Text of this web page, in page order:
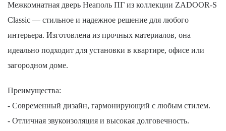
Межкомнатная дверь Неаполь ПГ из коллекции ZADOOR-S
Classic — стильное и надежное решение для любого
интерьера. Изготовлена из прочных материалов, она
идеально подходит для установки в квартире, офисе или
загородном доме.
Преимущества:
- Современный дизайн, гармонирующий с любым стилем.
- Отличная звукоизоляция и высокая долговечность.